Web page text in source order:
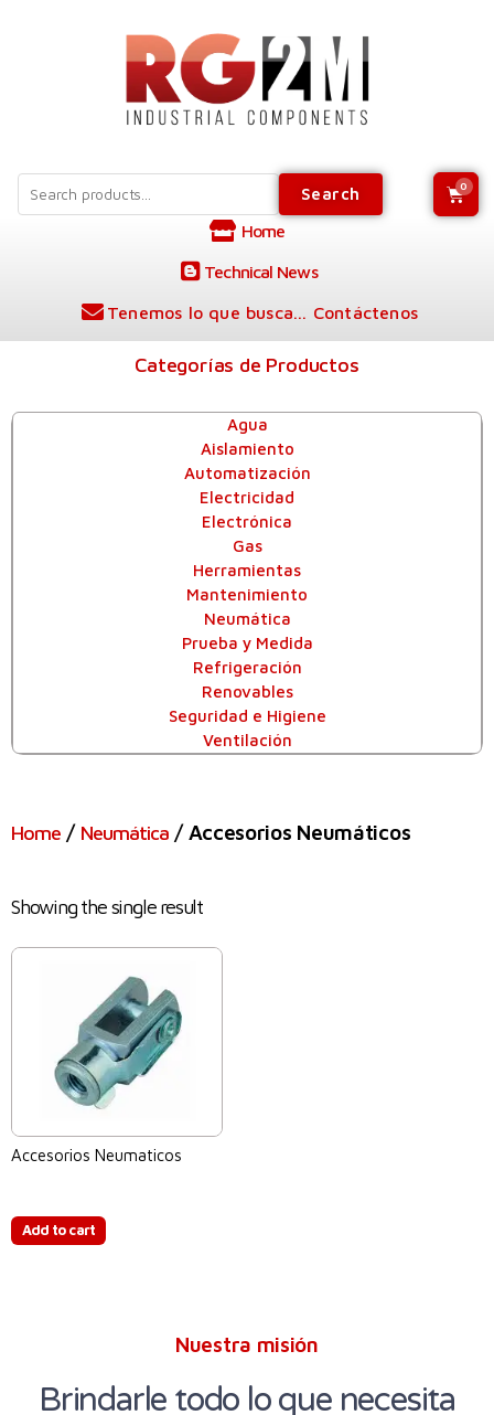
Search
Home
Technical News
Tenemos lo que busca... Contáctenos
Categorías de Productos
Agua
Aislamiento
Automatización
Electricidad
Electrónica
Gas
Herramientas
Mantenimiento
Neumática
Prueba y Medida
Refrigeración
Renovables
Seguridad e Higiene
Ventilación
Home / Neumática / Accesorios Neumáticos
Showing the single result
Accesorios Neumaticos
Add to cart
Nuestra misión
Brindarle todo lo que necesita